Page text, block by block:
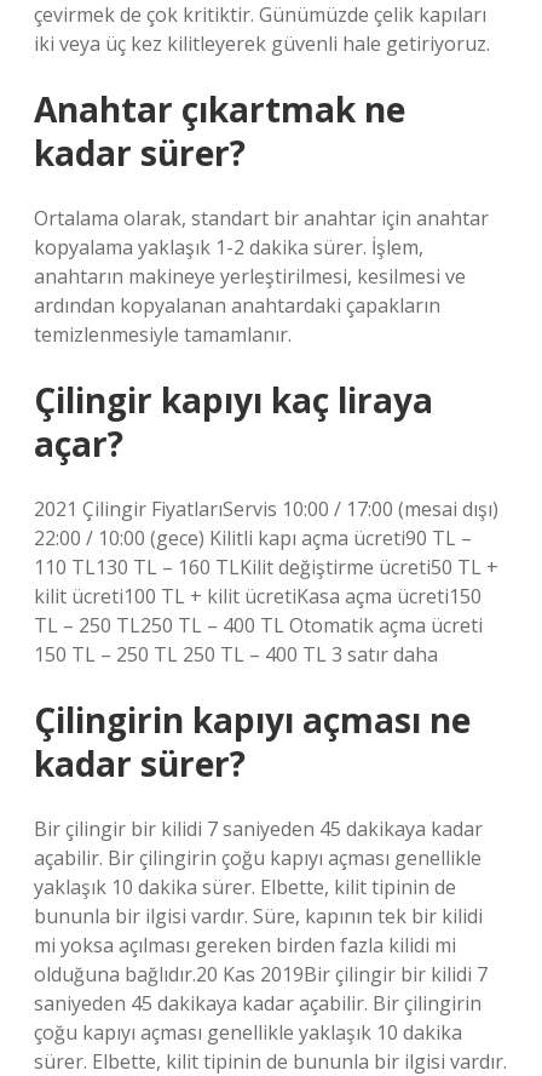
çevirmek de çok kritiktir. Günümüzde çelik kapıları
iki veya üç kez kilitleyerek güvenli hale getiriyoruz.
Anahtar çıkartmak ne
kadar sürer?
Ortalama olarak, standart bir anahtar için anahtar
kopyalama yaklaşık 1-2 dakika sürer. İşlem,
anahtarın makineye yerleştirilmesi, kesilmesi ve
ardından kopyalanan anahtardaki çapakların
temizlenmesiyle tamamlanır.
Çilingir kapıyı kaç liraya
açar?
2021 Çilingir FiyatlarıServis 10:00 / 17:00 (mesai dışı)
22:00 / 10:00 (gece) Kilitli kapı açma ücreti90 TL –
110 TL130 TL – 160 TLKilit değiştirme ücreti50 TL +
kilit ücreti100 TL + kilit ücretiKasa açma ücreti150
TL – 250 TL250 TL – 400 TL Otomatik açma ücreti
150 TL – 250 TL 250 TL – 400 TL 3 satır daha
Çilingirin kapıyı açması ne
kadar sürer?
Bir çilingir bir kilidi 7 saniyeden 45 dakikaya kadar
açabilir. Bir çilingirin çoğu kapıyı açması genellikle
yaklaşık 10 dakika sürer. Elbette, kilit tipinin de
bununla bir ilgisi vardır. Süre, kapının tek bir kilidi
mi yoksa açılması gereken birden fazla kilidi mi
olduğuna bağlıdır.20 Kas 2019Bir çilingir bir kilidi 7
saniyeden 45 dakikaya kadar açabilir. Bir çilingirin
çoğu kapıyı açması genellikle yaklaşık 10 dakika
sürer. Elbette, kilit tipinin de bununla bir ilgisi vardır.